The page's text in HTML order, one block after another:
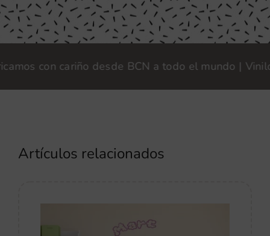
cariño desde BCN a todo el mundo | Vinilook
Artículos relacionados